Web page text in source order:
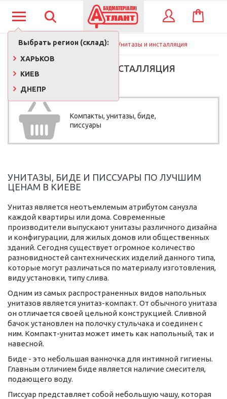
Выбрать регион (склад):
ХАРЬКОВ
КИЕВ
ДНЕПР
КОРЗИНА
Главная Сантехника Унитазы и инсталляция
УНИТАЗЫ И ИНСТАЛЛЯЦИЯ
Компакты, унитазы, биде,
писсуары
УНИТАЗЫ, БИДЕ И ПИССУАРЫ ПО ЛУЧШИМ
ЦЕНАМ В КИЕВЕ
Унитаз является неотъемлемым атрибутом санузла
каждой квартиры или дома. Современные
производители выпускают унитазы различного дизайна
и конфигурации, для жилых домов или общественных
зданий. Сегодня существует огромное количество
разновидностей сантехнических изделий данного типа,
которые могут различаться по материалу изготовления,
виду установки, типу слива.
Одним из самых распространенных видов напольных
унитазов является унитаз-компакт. От обычного унитаза
он отличается своей цельной конструкцией. Сливной
бачок установлен на полочку стульчака и соединен с
ним. Компакт-унитаз может иметь как напольный, так и
навесной.
Биде - это небольшая ванночка для интимной гигиены.
Главным отличием биде является наличие смесителя,
подающего воду.
Писсуар представляет собой небольшую чашу, которая